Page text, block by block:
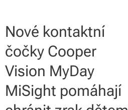
Nové kontaktní
čočky Cooper
Vision MyDay
MiSight pomáhají